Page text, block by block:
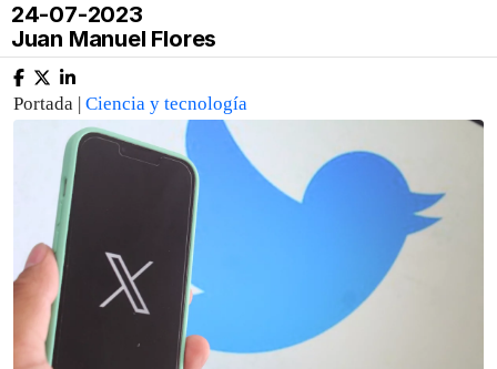
24-07-2023
Juan Manuel Flores
Portada | Ciencia y tecnología